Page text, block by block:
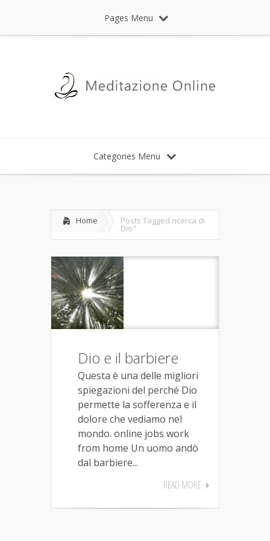
Pages Menu
Categories Menu
Home Posts Tagged ricerca di
Dio"
Dio e il barbiere
Questa è una delle migliori
spiegazioni del perché Dio
permette la sofferenza e il
dolore che vediamo nel
mondo. online jobs work
from home Un uomo andò
dal barbiere...
READ MORE